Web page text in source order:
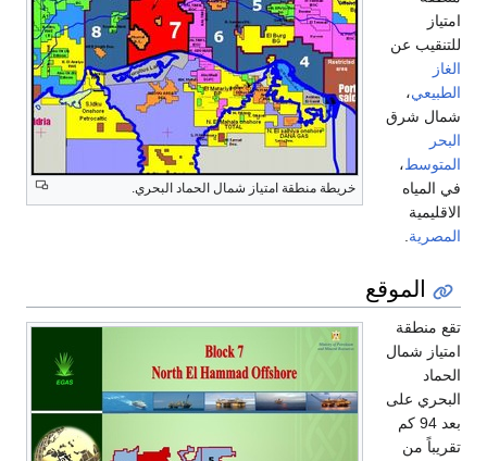
خريطة منطقة امتياز شمال الحماد البحري.
امتياز
للتنقيب عن
الغاز
الطبيعي،
شمال شرق
البحر
المتوسط،
في المياه
الاقليمية
المصرية
الموقع
تقع منطقة
امتياز شمال
الحماد
البحري على
بعد 94 كم
تقريباً من